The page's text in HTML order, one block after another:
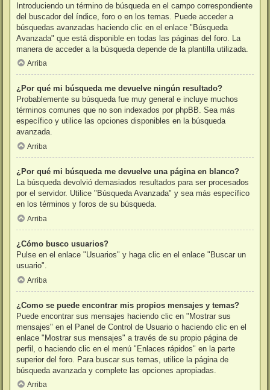
Introduciendo un término de búsqueda en el campo correspondiente
del buscador del índice, foro o en los temas. Puede acceder a
búsquedas avanzadas haciendo clic en el enlace "Búsqueda
Avanzada" que está disponible en todas las páginas del foro. La
manera de acceder a la búsqueda depende de la plantilla utilizada.
Arriba
¿Por qué mi búsqueda me devuelve ningún resultado?
Probablemente su búsqueda fue muy general e incluye muchos
términos comunes que no son indexados por phpBB. Sea más
específico y utilice las opciones disponibles en la búsqueda
avanzada.
Arriba
¿Por qué mi búsqueda me devuelve una página en blanco?
La búsqueda devolvió demasiados resultados para ser procesados
por el servidor. Utilice "Búsqueda Avanzada" y sea más específico
en los términos y foros de su búsqueda.
Arriba
¿Cómo busco usuarios?
Pulse en el enlace "Usuarios" y haga clic en el enlace "Buscar un
usuario".
Arriba
¿Como se puede encontrar mis propios mensajes y temas?
Puede encontrar sus mensajes haciendo clic en "Mostrar sus
mensajes" en el Panel de Control de Usuario o haciendo clic en el
enlace "Mostrar sus mensajes" a través de su propio página de
perfil, o haciendo clic en el menú "Enlaces rápidos" en la parte
superior del foro. Para buscar sus temas, utilice la página de
búsqueda avanzada y complete las opciones apropiadas.
Arriba